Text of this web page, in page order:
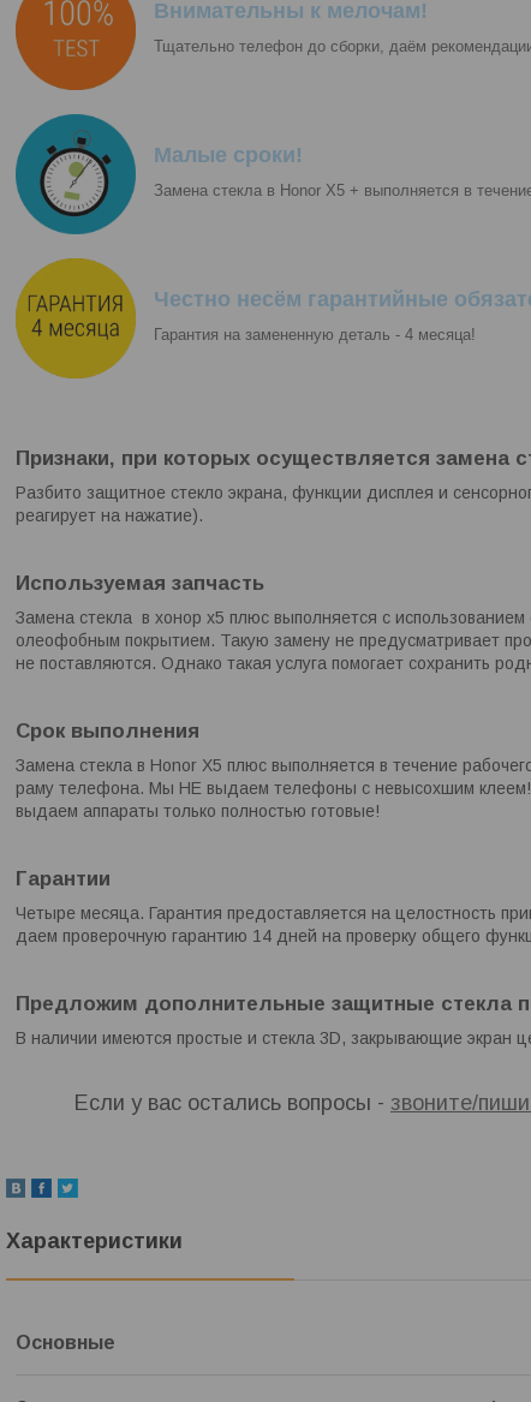
Внимательны к мелочам!
Тщательно телефон до сборки, даём
Малые сроки!
Замена стекла в Honor X5 + выполняется в
Честно несём гарантийные
Гарантия на замененную деталь - 4 месяца!
Признаки, при которых осуществляется замена
Разбито защитное стекло экрана, функции дисплея и
реагирует на нажатие).
Используемая запчасть
Замена стекла в хонор х5 плюс выполняется с использованием
олеофобным покрытием. Такую замену не предусматривает
не поставляются. Однако такая услуга помогает сохранить
Срок выполнения
Замена стекла в Honor X5 плюс выполняется в течение
раму телефона. Мы НЕ выдаем телефоны с невысохшим клеем!
выдаем аппараты только полностью готовые!
Гарантии
Четыре месяца. Гарантия предоставляется на целостность
даем проверочную гарантию 14 дней на проверку общего
Предложим дополнительные защитные стекла
В наличии имеются простые и стекла 3D, закрывающие экран
Если у вас остались вопросы - звоните/
Характеристики
Основные